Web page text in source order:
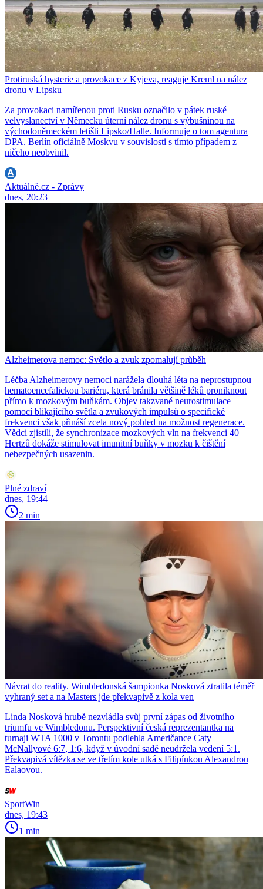
Protiruská hysterie a provokace z Kyjeva, reaguje Kreml na nález
dronu v Lipsku
Za provokaci namířenou proti Rusku označilo v pátek ruské
velvyslanectví v Německu úterní nález dronu s výbušninou na
východoněmeckém letišti Lipsko/Halle. Informuje o tom agentura
DPA. Berlín oficiálně Moskvu v souvislosti s tímto případem z
ničeho neobvinil.
Aktuálně.cz - Zprávy
dnes, 20:23
Alzheimerova nemoc: Světlo a zvuk zpomalují průběh
Léčba Alzheimerovy nemoci narážela dlouhá léta na neprostupnou
hematoencefalickou bariéru, která bránila většině léků proniknout
přímo k mozkovým buňkám. Objev takzvané neurostimulace
pomocí blikajícího světla a zvukových impulsů o specifické
frekvenci však přináší zcela nový pohled na možnost regenerace.
Vědci zjistili, že synchronizace mozkových vln na frekvenci 40
Hertzů dokáže stimulovat imunitní buňky v mozku k čištění
nebezpečných usazenin.
Plné zdraví
dnes, 19:44
2 min
Návrat do reality. Wimbledonská šampionka Nosková ztratila téměř
vyhraný set a na Masters jde překvapivě z kola ven
Linda Nosková hrubě nezvládla svůj první zápas od životního
triumfu ve Wimbledonu. Perspektivní česká reprezentantka na
turnaji WTA 1000 v Torontu podlehla Američance Caty
McNallyové 6:7, 1:6, když v úvodní sadě neudržela vedení 5:1.
Překvapivá vítězka se ve třetím kole utká s Filipínkou Alexandrou
Ealaovou.
SportWin
dnes, 19:43
1 min